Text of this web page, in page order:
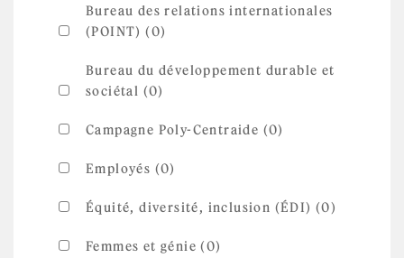
Bureau des relations internationales
(POINT) (0)
Bureau du développement durable et
sociétal (0)
Campagne Poly-Centraide (0)
Employés (0)
Équité, diversité, inclusion (ÉDI) (0)
Femmes et génie (0)